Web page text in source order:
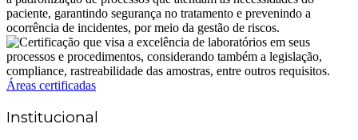
Áreas certificadas
Institucional